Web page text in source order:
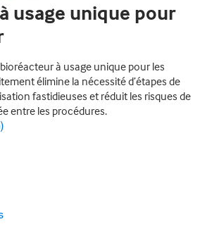
usage unique pour
à usage unique pour les
élimine la nécessité d’étapes de
fastidieuses et réduit les risques de
entre les procédures.